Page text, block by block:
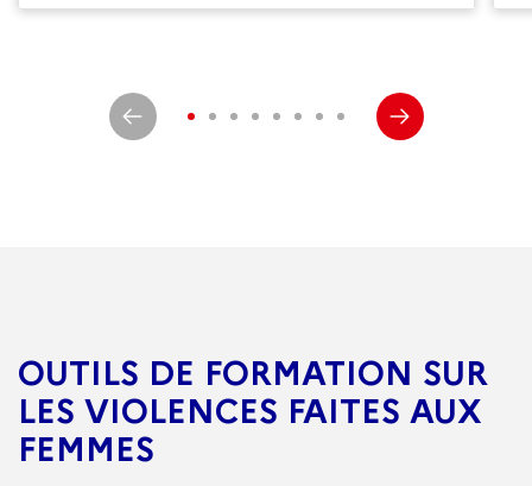
OUTILS DE FORMATION SUR
LES VIOLENCES FAITES AUX
FEMMES